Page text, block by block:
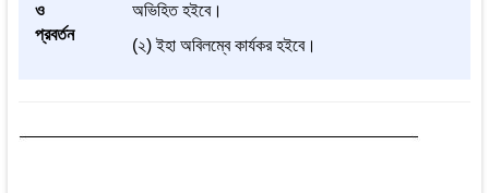
ও
প্রবর্তন
অভিহিত হইবে।
(২) ইহা অবিলম্বে কার্যকর হইবে।